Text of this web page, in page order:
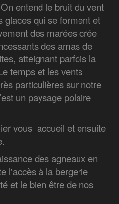
entend le bruit du vent
glaces qui se forment et
des marées crée
des amas de
atteignant parfois la
temps et les vents
particulières sur notre
un paysage polaire
vous accueil et ensuite
des agneaux en
l'accès à la bergerie
et le bien être de nos